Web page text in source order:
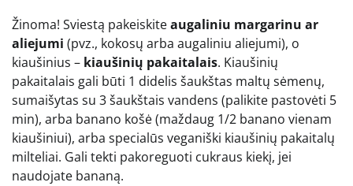
Žinoma! Sviestą pakeiskiteaugaliniu margarinu ar
aliejumi (pvz., kokosų arba augaliniu aliejumi), o
kiaušinius – kiaušinių pakaitalais. Kiaušinių
pakaitalais gali būti 1 didelis šaukštas maltų sėmenų,
sumaišytas su 3 šaukštais vandens (palikite pastovėti 5
min), arba banano košė (maždaug 1/2 banano vienam
kiaušiniui), arba specialūs veganiški kiaušinių pakaitalų
milteliai. Gali tekti pakoreguoti cukraus kiekį, jei
naudojate bananą.